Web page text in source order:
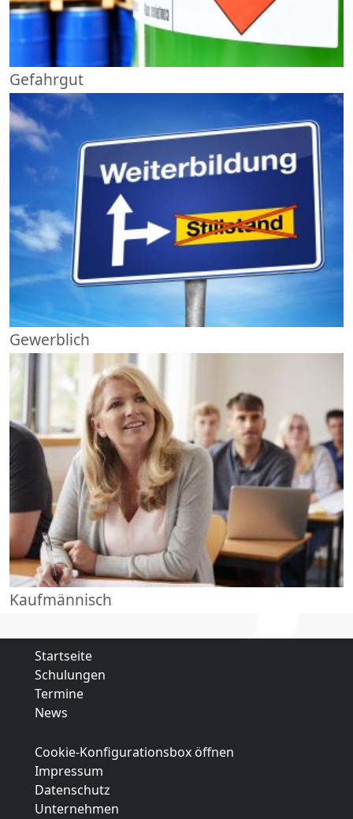
Gefahrgut
Gewerblich
Kaufmännisch
Startseite
Schulungen
Termine
News
Cookie-Konfigurationsbox öffnen
Impressum
Datenschutz
Unternehmen